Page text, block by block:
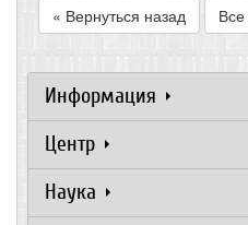
« Вернуться назад
Информация
Центр
Наука